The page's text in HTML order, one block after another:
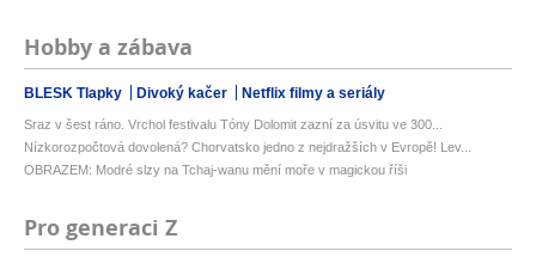
Hobby a zábava
BLESK Tlapky Divoký kačer Netflix filmy a seriály
Sraz v šest ráno. Vrchol festivalu Tóny Dolomit zazní za úsvitu ve 300...
Nízkorozpočtová dovolená? Chorvatsko jedno z nejdražších v Evropě! Lev...
OBRAZEM: Modré slzy na Tchaj-wanu mění moře v magickou říši
Pro generaci Z